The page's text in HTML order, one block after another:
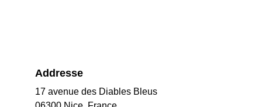
Addresse
17 avenue des Diables Bleus